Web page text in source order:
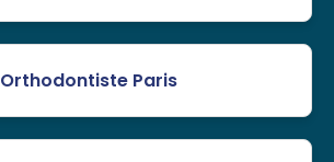
Orthodontiste Paris